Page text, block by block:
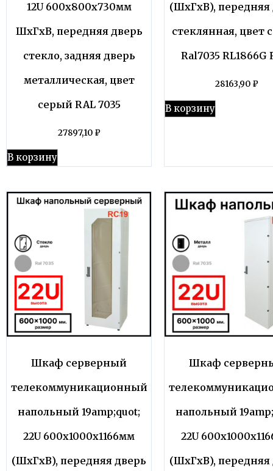
12U 600x800x730мм
ШхГхВ, передняя дверь
стекло, задняя дверь
металлическая, цвет
серый RAL 7035
27897,10 ₽
В корзину
(ШхГхВ), передняя
стеклянная, цвет
Ral7035 RL1866G
28163,90 ₽
В корзину
Шкаф серверный
телекоммуникационный
напольный 19amp;quot;
22U 600x1000x1166мм
(ШхГхВ), передняя дверь
Шкаф
напольный
22U
(ШхГхВ), передняя